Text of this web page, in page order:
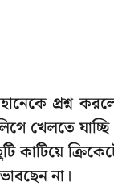
প্রশ্ন
খেলতে
কাটিয়ে
না।